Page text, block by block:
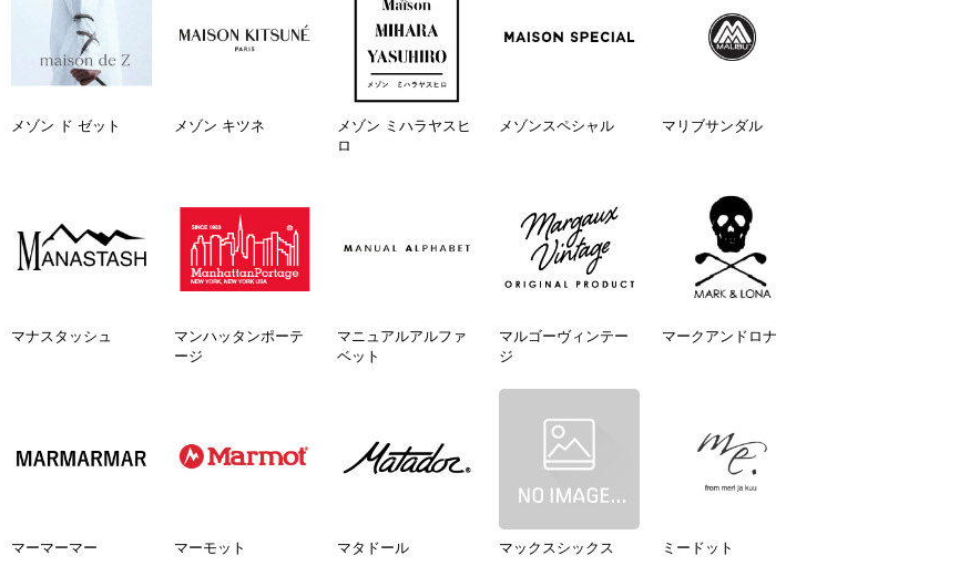
メゾン ド ゼット メゾン キツネ
メゾン ミハラヤスヒ
ロ
メゾンスペシャル マリブサンダル
マナスタッシュ
マンハッタンポーテ
ージ
マニュアルアルファ
ベット
マルゴーヴィンテー
ジ
マークアンドロナ
マーマーマー マーモット マタドール マックスシックス ミードット